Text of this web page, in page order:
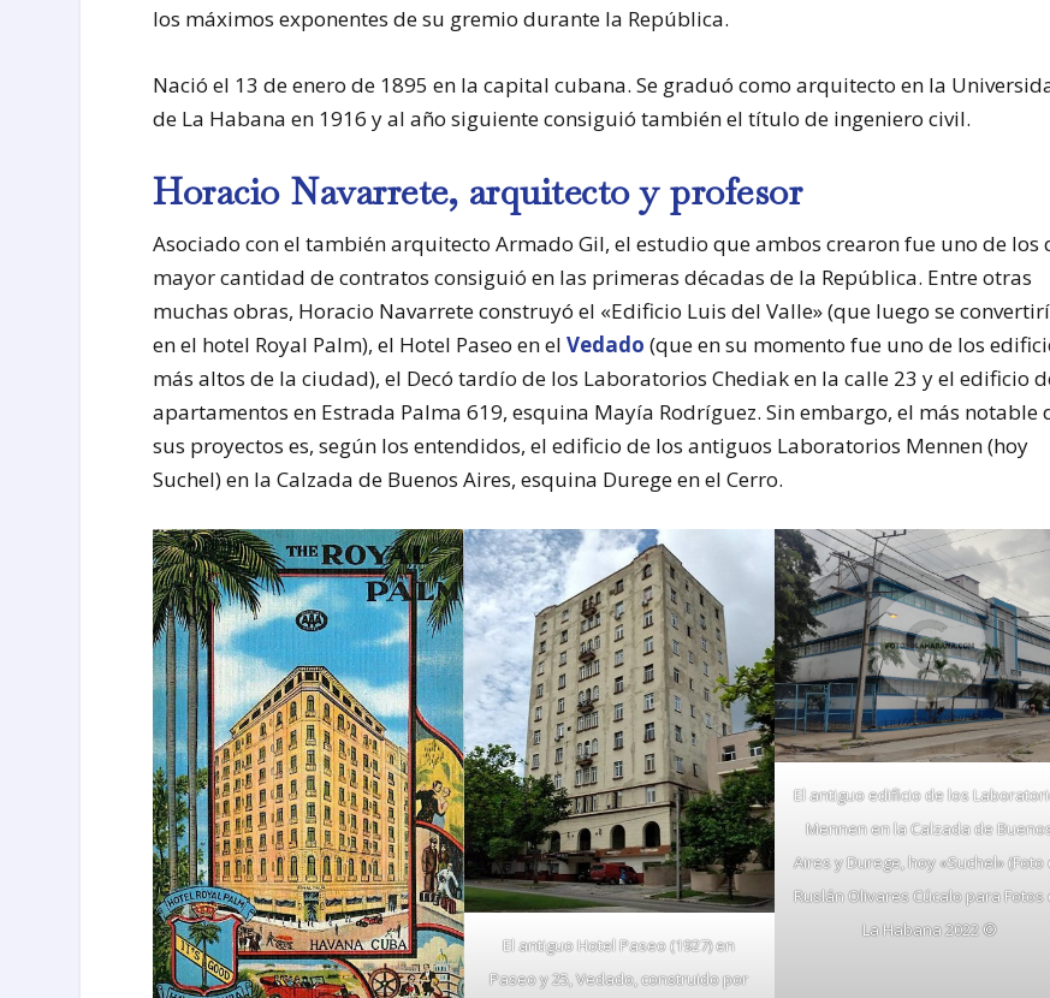
los máximos exponentes de su gremio durante la República.
Nació el 13 de enero de 1895 en la capital cubana. Se graduó como arquitecto en la
de La Habana en 1916 y al año siguiente consiguió también el título de ingeniero civil.
Horacio Navarrete, arquitecto y profesor
Asociado con el también arquitecto Armado Gil, el estudio que ambos crearon fue uno de los
mayor cantidad de contratos consiguió en las primeras décadas de la República. Entre otras
muchas obras, Horacio Navarrete construyó el «Edificio Luis del Valle» (que luego se
en el hotel Royal Palm), el Hotel Paseo en elVedado (que en su momento fue uno de los
más altos de la ciudad), el Decó tardío de los Laboratorios Chediak en la calle 23 y el edificio
apartamentos en Estrada Palma 619, esquina Mayía Rodríguez. Sin embargo, el más notable
sus proyectos es, según los entendidos, el edificio de los antiguos Laboratorios Mennen (hoy
Suchel) en la Calzada de Buenos Aires, esquina Durege en el Cerro.
El antiguo Hotel Paseo (1927) en
Paseo y 25, Vedado, construido por
El antiguo edificio de los
Mennen en la Calzada de
Aires y Durege, hoy «Suchel» (Foto
Ruslán Olivares Cúcalo para Fotos
La Habana 2022 ©